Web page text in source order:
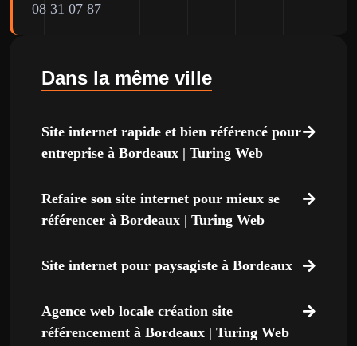
08 31 07 87
Dans la même ville
Site internet rapide et bien référencé pour
entreprise à Bordeaux | Turing Web
Refaire son site internet pour mieux se
référencer à Bordeaux | Turing Web
Site internet pour paysagiste à Bordeaux
Agence web locale création site
référencement à Bordeaux | Turing Web